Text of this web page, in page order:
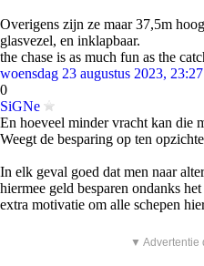
Overigens zijn ze maar 37,5m
glasvezel, en inklapbaar.
the chase is as much fun as the
woensdag 23 augustus 2023,
0
SiGNe
En hoeveel minder vracht kan die
Weegt de besparing op ten
In elk geval goed dat men naar
hiermee geld besparen ondanks
extra motivatie om alle schepen
▼ Advertentie